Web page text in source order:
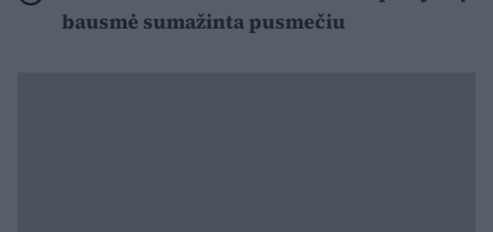
bausmė sumažinta pusmečiu